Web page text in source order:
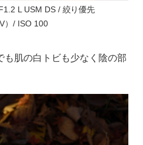
L USM DS / 絞り優先
）/ ISO 100
も肌の白トビも少なく陰の部